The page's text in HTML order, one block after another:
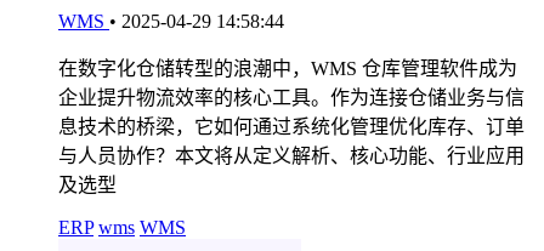
WMS • 2025-04-29 14:58:44
在数字化仓储转型的浪潮中，WMS 仓库管理软件成为
企业提升物流效率的核心工具。作为连接仓储业务与信
息技术的桥梁，它如何通过系统化管理优化库存、订单
与人员协作？本文将从定义解析、核心功能、行业应用
及选型
ERP wms WMS